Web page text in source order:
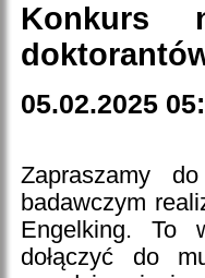
Konkurs
05.02.2025
Zapraszamy
badawczym
Engelking. To
dołączyć do